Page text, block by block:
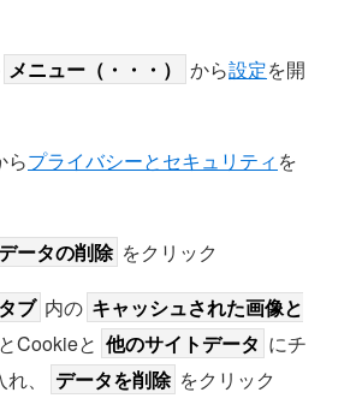
メニュー（・・・） から設定を開
らプライバシーとセキュリティ を
ータの削除 をクリック
ブ 内の キャッシュされた画像と
とCookieと 他のサイトデータ にチ
、
データを削除 をクリック